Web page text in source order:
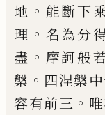
地 。 能斷下
理 。 名為分
盡 。 摩訶般
槃 。 四涅槃
容有前三 。